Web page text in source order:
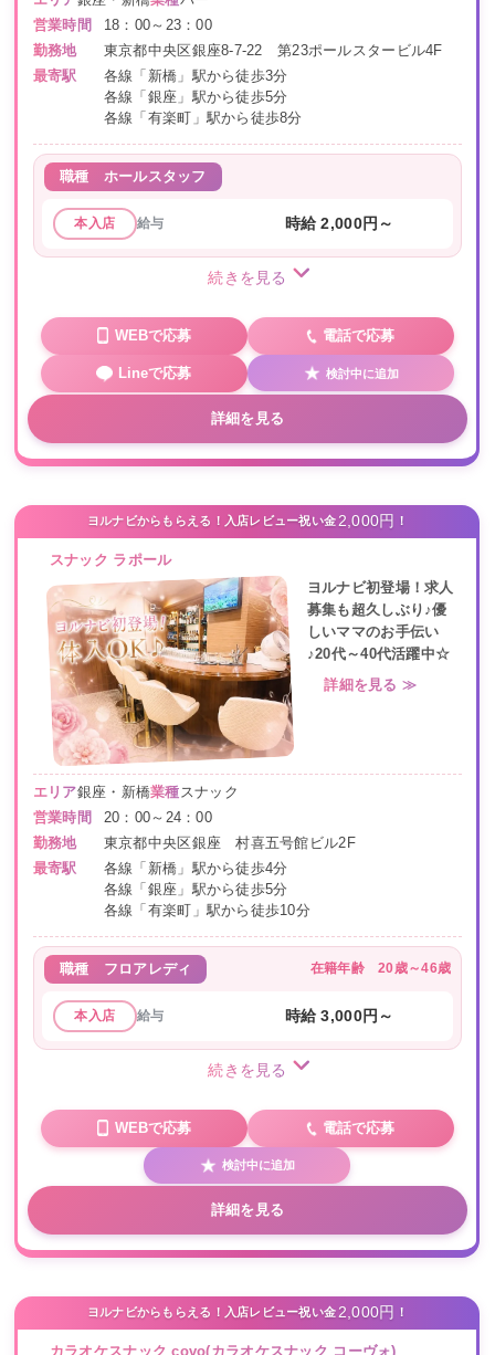
営業時間
18：00～23：00
勤務地
東京都中央区銀座8-7-22 第23ポールスタービル4F
最寄駅
各線「新橋」駅から徒歩3分
各線「銀座」駅から徒歩5分
各線「有楽町」駅から徒歩8分
職種 ホールスタッフ
本入店 給与 時給 2,000円～
続きを見る
WEBで応募 電話で応募
Lineで応募 検討中に追加
詳細を見る
ヨルナビからもらえる！入店レビュー祝い金 2,000円 ！
スナック ラポール
ヨルナビ初登場！求人
募集も超久しぶり♪優
しいママのお手伝い
♪20代～40代活躍中☆
詳細を見る ≫
エリア銀座・新橋業種スナック
営業時間
20：00～24：00
勤務地
東京都中央区銀座 村喜五号館ビル2F
最寄駅
各線「新橋」駅から徒歩4分
各線「銀座」駅から徒歩5分
各線「有楽町」駅から徒歩10分
職種 フロアレディ 在籍年齢20歳～46歳
本入店 給与 時給 3,000円～
続きを見る
WEBで応募 電話で応募
検討中に追加
詳細を見る
ヨルナビからもらえる！入店レビュー祝い金 2,000円 ！
カラオケスナック covo(カラオケスナック コーヴォ)